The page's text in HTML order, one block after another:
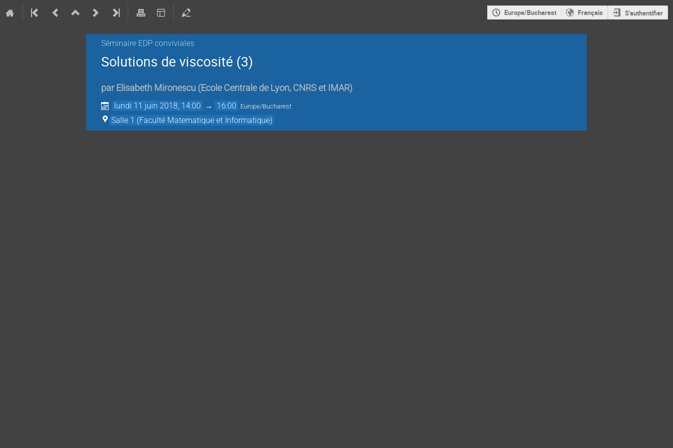
Europe/Bucharest Français S'authentifier
Séminaire EDP conviviales
Solutions de viscosité (3)
par Elisabeth Mironescu (Ecole Centrale de Lyon, CNRS et IMAR)
lundi 11 juin 2018, 14:00 → 16:00 Europe/Bucharest
Salle 1 (Faculté Matematique et Informatique)